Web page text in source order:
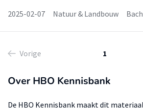
2025-02-07
Natuur & Landbouw
Vorige 1
Over HBO Kennisbank
De HBO Kennisbank maakt dit